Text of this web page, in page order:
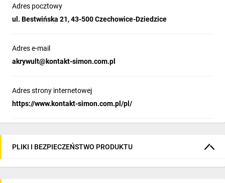
Adres pocztowy
ul. Bestwińska 21, 43-500 Czechowice-Dziedzice
Adres e-mail
akrywult@kontakt-simon.com.pl
Adres strony internetowej
https://www.kontakt-simon.com.pl/pl/
PLIKI I BEZPIECZEŃSTWO PRODUKTU